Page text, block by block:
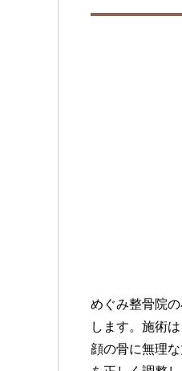
めぐみ整骨院
します。施術
顔の骨に無理